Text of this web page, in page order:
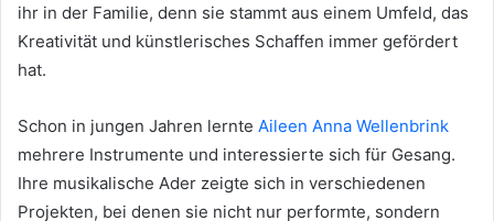
ihr in der Familie, denn sie stammt aus einem Umfeld, das
Kreativität und künstlerisches Schaffen immer gefördert
hat.
Schon in jungen Jahren lernte Aileen Anna Wellenbrink
mehrere Instrumente und interessierte sich für Gesang.
Ihre musikalische Ader zeigte sich in verschiedenen
Projekten, bei denen sie nicht nur performte, sondern